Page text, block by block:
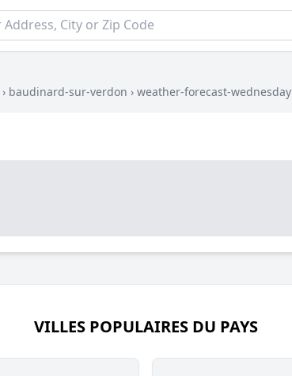
› baudinard-sur-verdon › weather-forecast-wednesday
VILLES POPULAIRES DU PAYS